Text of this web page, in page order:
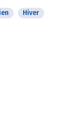
Hiver